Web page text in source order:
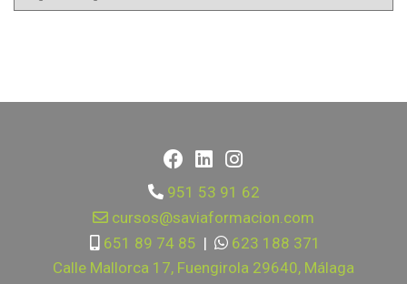
951 53 91 62
cursos@saviaformacion.com
651 89 74 85 |
623 188 371
Calle Mallorca 17, Fuengirola 29640, Málaga